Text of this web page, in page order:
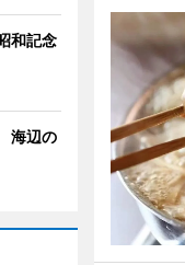
和記念
海辺の